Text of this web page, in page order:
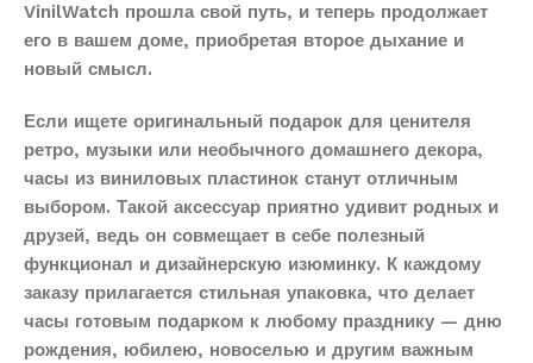
VinilWatch прошла свой путь, и теперь продолжает
его в вашем доме, приобретая второе дыхание и
новый смысл.
Если ищете оригинальный подарок для ценителя
ретро, музыки или необычного домашнего декора,
часы из виниловых пластинок станут отличным
выбором. Такой аксессуар приятно удивит родных и
друзей, ведь он совмещает в себе полезный
функционал и дизайнерскую изюминку. К каждому
заказу прилагается стильная упаковка, что делает
часы готовым подарком к любому празднику — дню
рождения, юбилею, новоселью и другим важным